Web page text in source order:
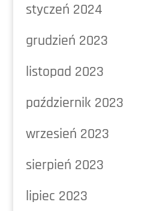
styczeń 2024
grudzień 2023
listopad 2023
październik 2023
wrzesień 2023
sierpień 2023
lipiec 2023